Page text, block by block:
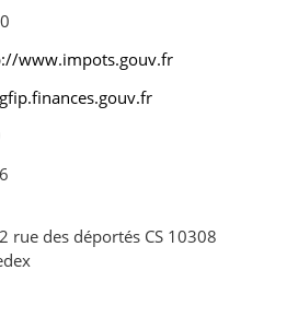
www.impots.gouv.fr
rue des déportés CS 10308